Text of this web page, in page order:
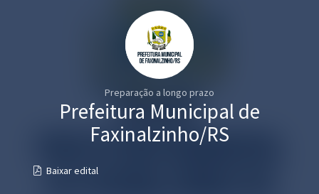
Preparação a longo prazo
Prefeitura Municipal de
Faxinalzinho/RS
Baixar edital